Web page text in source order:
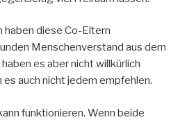
haben diese Co-Eltern
Menschenverstand aus dem
es aber nicht willkürlich
auch nicht jedem empfehlen.
funktionieren. Wenn beide